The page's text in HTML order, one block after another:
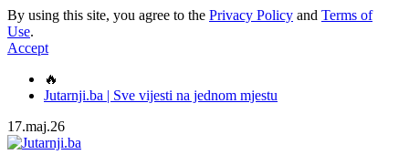
By using this site, you agree to the Privacy Policy and Terms of
Use.
Accept
🔥
Jutarnji.ba | Sve vijesti na jednom mjestu
17.maj.26